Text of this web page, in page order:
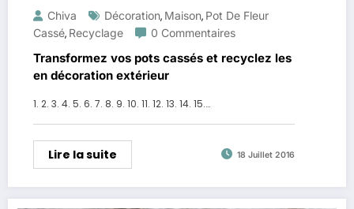
Chiva Décoration, Maison, Pot De Fleur
Cassé, Recyclage 0 Commentaires
Transformez vos pots cassés et recyclez les
en décoration extérieur
1. 2. 3. 4. 5. 6. 7. 8. 9. 10. 11. 12. 13. 14. 15.…
Lire la suite 18 Juillet 2016